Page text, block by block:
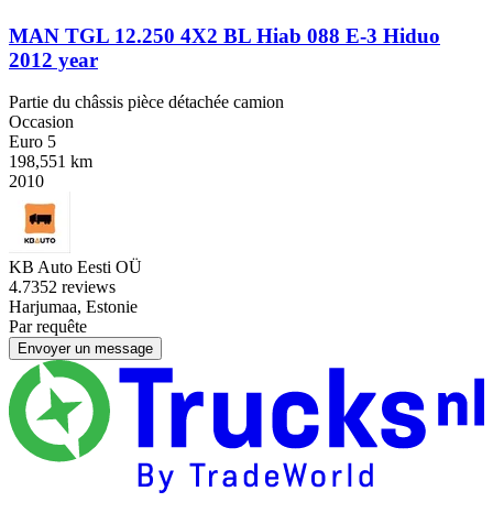
MAN TGL 12.250 4X2 BL Hiab 088 E-3 Hiduo
2012 year
Partie du châssis pièce détachée camion
Occasion
Euro 5
198,551 km
2010
KB Auto Eesti OÜ
4.7352 reviews
Harjumaa, Estonie
Par requête
Envoyer un message